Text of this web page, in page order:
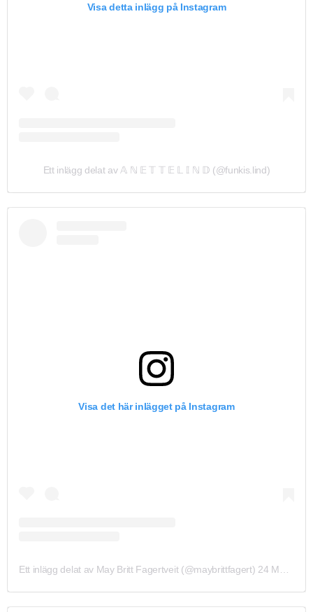
Visa detta inlägg på Instagram
Ett inlägg delat av 𝔸 ℕ 𝔼 𝕋 𝕋 𝔼 𝕃 𝕀 ℕ 𝔻 (@funkis.lind)
Visa det här inlägget på Instagram
Ett inlägg delat av May Britt Fagertveit (@maybrittfagert) 24 Maj 2019 kl. 1:51 PDT